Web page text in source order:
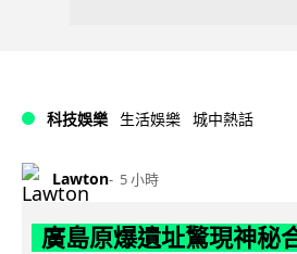
科技娛樂 生活娛樂 城中熱話
Lawton 5 小時
廣島原爆遺址驚現神秘